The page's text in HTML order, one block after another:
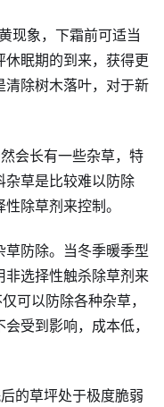
现象，下霜前可适当
眠期的到来，获得更
清除树木落叶，对于新
会长有一些杂草，特
杂草是比较难以防除
除草剂来控制。
防除。当冬季暖季型
非选择性触杀除草剂来
可以防除各种杂草，
受到影响，成本低，
的草坪处于极度脆弱